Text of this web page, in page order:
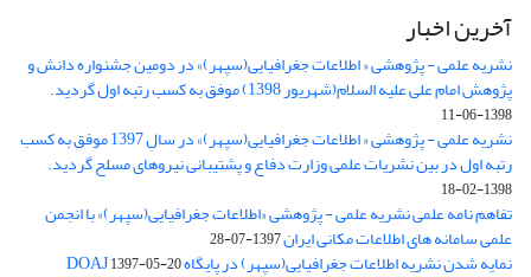
آخرین اخبار
نشریه علمی - پژوهشی « اطلاعات جغرافیایی(سپهر)» در دومین جشنواره دانش و
پژوهش امام علی علیه السلام(شهریور 1398) موفق به کسب رتبه اول گردید.
1398-06-11
نشریه علمی - پژوهشی « اطلاعات جغرافیایی(سپهر)» در سال 1397 موفق به کسب
رتبه اول در بین نشریات علمی وزارت دفاع و پشتیبانی نیروهای مسلح گردید.
1398-02-18
تفاهم نامه علمی نشریه علمی - پژوهشی «اطلاعات جغرافیایی(سپهر)» با انجمن
علمی سامانه های اطلاعات مکانی ایران1397-07-28
نمایه شدن نشریه اطلاعات جغرافیایی(سپهر) در پایگاه DOAJ1397-05-20